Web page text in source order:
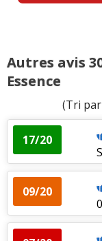
Autres avis
Essence
(Tri
17/20
09/20